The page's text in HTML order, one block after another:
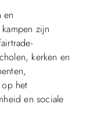
en
zijn
kerken en
het
en sociale